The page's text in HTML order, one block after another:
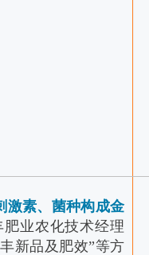
激素、菌种构成金
业农化技术经理
新品及肥效”等方